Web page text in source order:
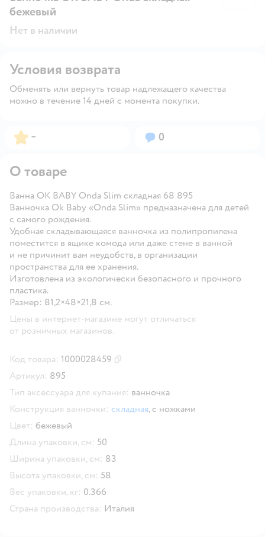
бежевый
Нет в наличии
Условия возврата
Обменять или вернуть товар надлежащего качества
можно в течение 14 дней с момента покупки.
Рейтинг:
– Вопросов:
0
О товаре
Ванна OK BABY Onda Slim складная 68 895
Ванночка Ok Baby «Onda Slim» предназначена для детей
с самого рождения.
Удобная складывающаяся ванночка из полипропилена
поместится в ящике комода или даже стене в ванной
и не причинит вам неудобств, в организации
пространства для ее хранения.
Изготовлена из экологически безопасного и прочного
пластика.
Размер: 81,2×48×21,8 см.
Цены в интернет-магазине могут отличаться
от розничных магазинов.
Код товара: 1000028459
Артикул: 895
Тип аксессуара для купания: ванночка
Конструкция ванночки: складная, с ножками
Цвет: бежевый
Длина упаковки, см: 50
Ширина упаковки, см: 83
Высота упаковки, см: 58
Вес упаковки, кг: 0.366
Страна производства: Италия